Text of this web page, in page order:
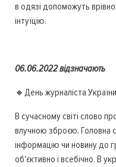
в одязі допоможуть
інтуїцію.
06.06.2022 відзначають
🔸День журналіста
В сучасному світі слово
влучною зброєю. Головна
інформацію чи новину до
об'єктивно і всебічно. В